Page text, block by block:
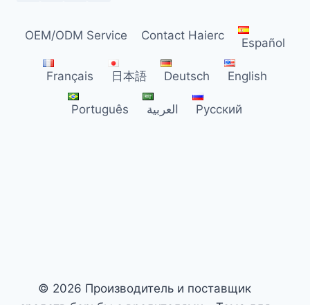
OEM/ODM Service Contact Haierc
Español
Français 日本語 Deutsch English
Português العربية Русский
© 2026 Производитель и поставщик